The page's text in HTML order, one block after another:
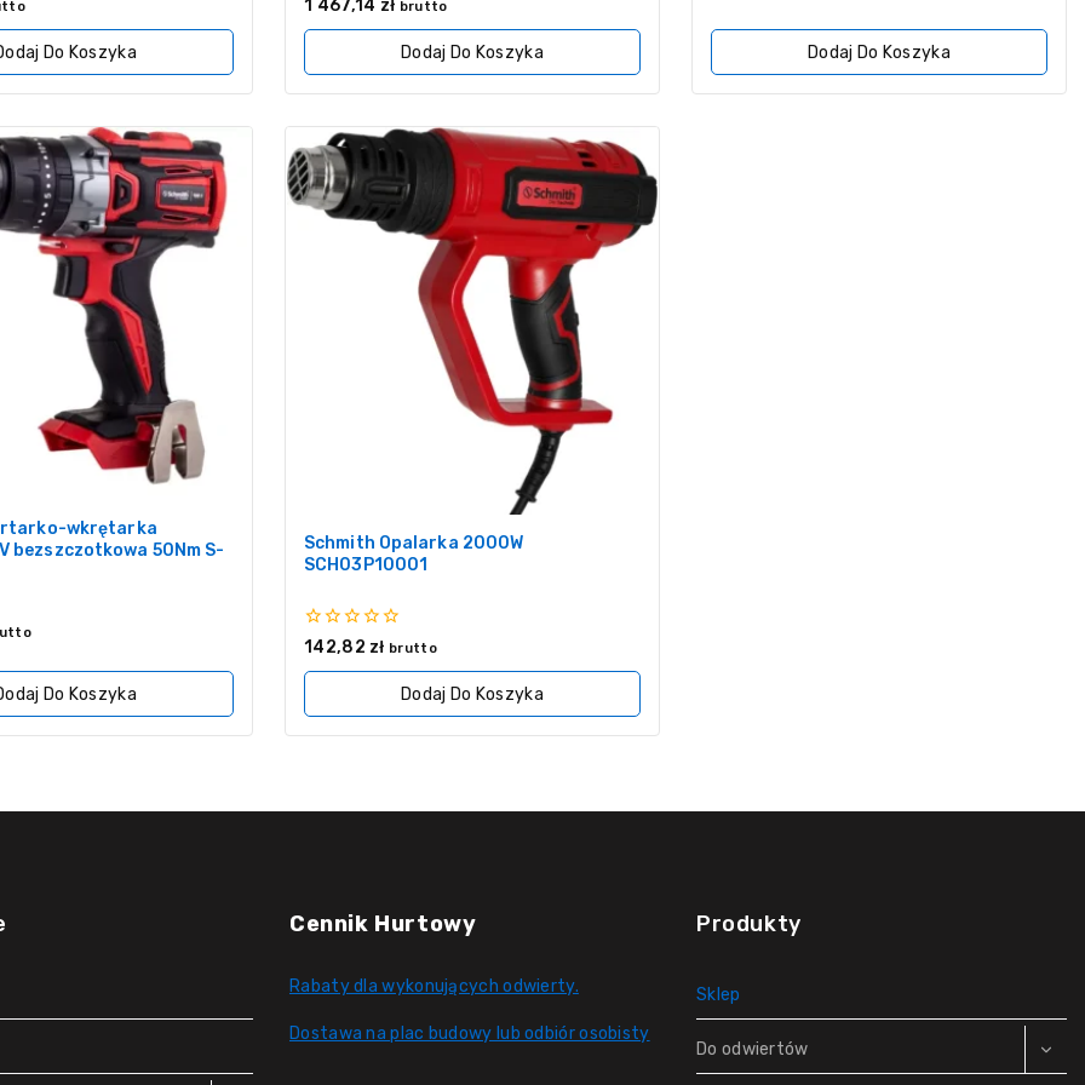
Do Koszyka
5
1 467,14 zł brutto
Dodaj Do Koszyka Dodaj Do Koszyka
wkrętarka
bezszczotkowa 50Nm S-
Do Koszyka
Schmith Opalarka 2000W
SCH03P10001
0
5
142,82 zł brutto
Dodaj Do Koszyka
Cennik Hurtowy
Rabaty dla wykonujących odwierty.
Dostawa na plac budowy lub odbiór osobisty
Produkty
Sklep
Do odwiertów